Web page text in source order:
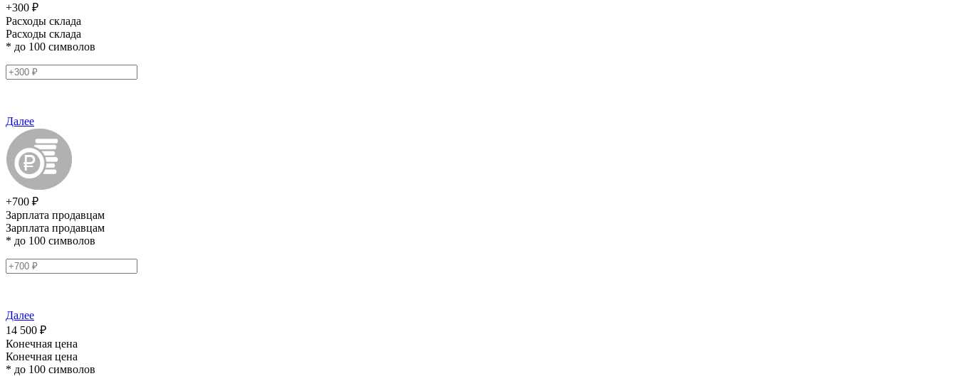
+300 ₽
Расходы склада
Расходы склада
* до 100 символов
Далее
+700 ₽
Зарплата продавцам
Зарплата продавцам
* до 100 символов
Далее
14 500 ₽
Конечная цена
Конечная цена
* до 100 символов